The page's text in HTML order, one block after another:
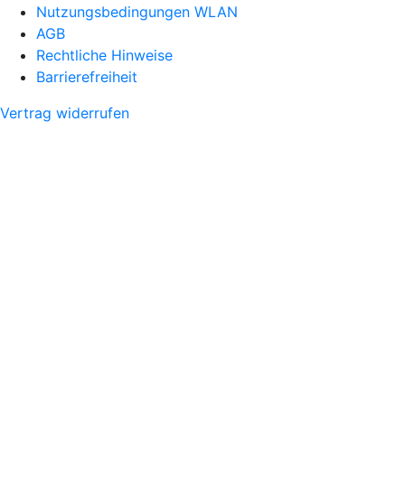
Nutzungsbedingungen WLAN
AGB
Rechtliche Hinweise
Barrierefreiheit
Vertrag widerrufen